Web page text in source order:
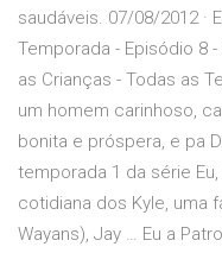
saudáveis. 07/08/2012 ·
Temporada - Episódio 8
as Crianças - Todas as
um homem carinhoso,
bonita e próspera, e pa
temporada 1 da série
cotidiana dos Kyle, uma
Wayans), Jay … Eu a